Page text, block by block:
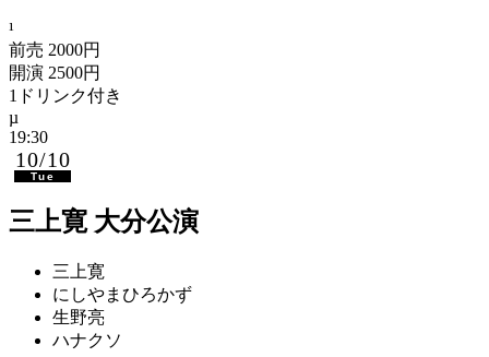
前売 2000円
開演 2500円
1ドリンク付き
19:30
10/10
Tue
三上寛 大分公演
三上寛
にしやまひろかず
生野亮
ハナクソ